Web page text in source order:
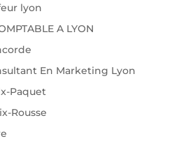
lyon
A LYON
En Marketing Lyon
Paquet
Rousse